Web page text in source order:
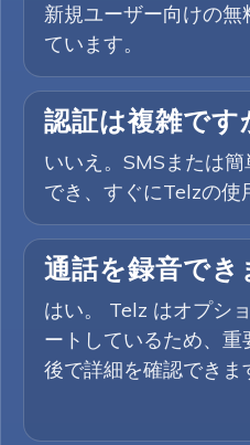
新規ユーザー向けの
ています。
認証は複雑です
いいえ。SMSまたは
でき、すぐにTelzの使
通話を録音でき
はい。 Telz はオプシ
ートしているため、重
後で詳細を確認できま